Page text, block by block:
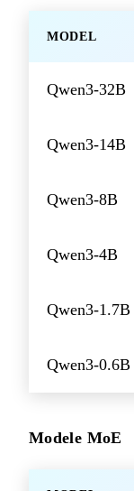
MODEL
Qwen3-32B
Qwen3-14B
Qwen3-8B
Qwen3-4B
Qwen3-1.7B
Qwen3-0.6B
Modele MoE